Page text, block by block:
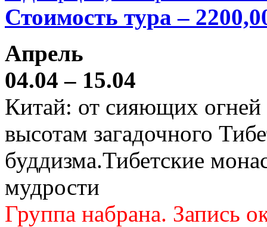
Стоимость тура –
Апрель
04.04 – 15.04
Китай: от сияющих
высотам загадочного
буддизма.Тибетские
мудрости
Группа набрана. Запись